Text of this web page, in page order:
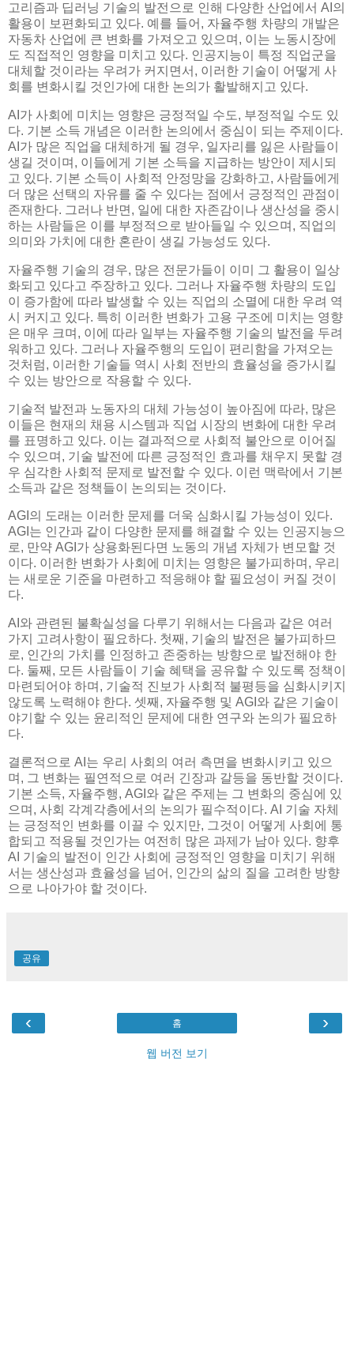
고리즘과 딥러닝 기술의 발전으로 인해 다양한 산업에서 AI의
활용이 보편화되고 있다. 예를 들어, 자율주행 차량의 개발은
자동차 산업에 큰 변화를 가져오고 있으며, 이는 노동시장에
도 직접적인 영향을 미치고 있다. 인공지능이 특정 직업군을
대체할 것이라는 우려가 커지면서, 이러한 기술이 어떻게 사
회를 변화시킬 것인가에 대한 논의가 활발해지고 있다.
AI가 사회에 미치는 영향은 긍정적일 수도, 부정적일 수도 있
다. 기본 소득 개념은 이러한 논의에서 중심이 되는 주제이다.
AI가 많은 직업을 대체하게 될 경우, 일자리를 잃은 사람들이
생길 것이며, 이들에게 기본 소득을 지급하는 방안이 제시되
고 있다. 기본 소득이 사회적 안정망을 강화하고, 사람들에게
더 많은 선택의 자유를 줄 수 있다는 점에서 긍정적인 관점이
존재한다. 그러나 반면, 일에 대한 자존감이나 생산성을 중시
하는 사람들은 이를 부정적으로 받아들일 수 있으며, 직업의
의미와 가치에 대한 혼란이 생길 가능성도 있다.
자율주행 기술의 경우, 많은 전문가들이 이미 그 활용이 일상
화되고 있다고 주장하고 있다. 그러나 자율주행 차량의 도입
이 증가함에 따라 발생할 수 있는 직업의 소멸에 대한 우려 역
시 커지고 있다. 특히 이러한 변화가 고용 구조에 미치는 영향
은 매우 크며, 이에 따라 일부는 자율주행 기술의 발전을 두려
워하고 있다. 그러나 자율주행의 도입이 편리함을 가져오는
것처럼, 이러한 기술들 역시 사회 전반의 효율성을 증가시킬
수 있는 방안으로 작용할 수 있다.
기술적 발전과 노동자의 대체 가능성이 높아짐에 따라, 많은
이들은 현재의 채용 시스템과 직업 시장의 변화에 대한 우려
를 표명하고 있다. 이는 결과적으로 사회적 불안으로 이어질
수 있으며, 기술 발전에 따른 긍정적인 효과를 채우지 못할 경
우 심각한 사회적 문제로 발전할 수 있다. 이런 맥락에서 기본
소득과 같은 정책들이 논의되는 것이다.
AGI의 도래는 이러한 문제를 더욱 심화시킬 가능성이 있다.
AGI는 인간과 같이 다양한 문제를 해결할 수 있는 인공지능으
로, 만약 AGI가 상용화된다면 노동의 개념 자체가 변모할 것
이다. 이러한 변화가 사회에 미치는 영향은 불가피하며, 우리
는 새로운 기준을 마련하고 적응해야 할 필요성이 커질 것이
다.
AI와 관련된 불확실성을 다루기 위해서는 다음과 같은 여러
가지 고려사항이 필요하다. 첫째, 기술의 발전은 불가피하므
로, 인간의 가치를 인정하고 존중하는 방향으로 발전해야 한
다. 둘째, 모든 사람들이 기술 혜택을 공유할 수 있도록 정책이
마련되어야 하며, 기술적 진보가 사회적 불평등을 심화시키지
않도록 노력해야 한다. 셋째, 자율주행 및 AGI와 같은 기술이
야기할 수 있는 윤리적인 문제에 대한 연구와 논의가 필요하
다.
결론적으로 AI는 우리 사회의 여러 측면을 변화시키고 있으
며, 그 변화는 필연적으로 여러 긴장과 갈등을 동반할 것이다.
기본 소득, 자율주행, AGI와 같은 주제는 그 변화의 중심에 있
으며, 사회 각계각층에서의 논의가 필수적이다. AI 기술 자체
는 긍정적인 변화를 이끌 수 있지만, 그것이 어떻게 사회에 통
합되고 적용될 것인가는 여전히 많은 과제가 남아 있다. 향후
AI 기술의 발전이 인간 사회에 긍정적인 영향을 미치기 위해
서는 생산성과 효율성을 넘어, 인간의 삶의 질을 고려한 방향
으로 나아가야 할 것이다.
공유
‹ ›
홈
웹 버전 보기